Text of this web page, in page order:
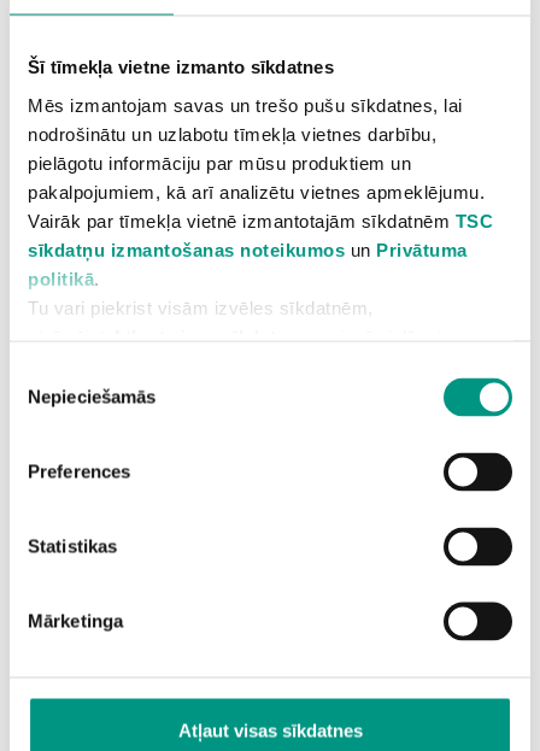
Šī tīmekļa vietne izmanto sīkdatnes
Mēs izmantojam savas un trešo pušu sīkdatnes, lai
nodrošinātu un uzlabotu tīmekļa vietnes darbību,
pielāgotu informāciju par mūsu produktiem un
pakalpojumiem, kā arī analizētu vietnes apmeklējumu.
Vairāk par tīmekļa vietnē izmantotajām sīkdatnēm TSC
sīkdatņu izmantošanas noteikumos un Privātuma
politikā
Tu vari piekrist visām izvēles sīkdatnēm,
atzīmējotAtļaut tikai nepieciešamās sīkdatnes
saglabāsies tīmekļa vietnē, lai nodrošinātu tās darbību.
Maini savu izvēli jebkurā laikā sadaļā
izvēle
Nepieciešamās
Preferences
Statistikas
Mārketinga
Atļaut visas sīkdatnes
vērtības aizsardzību. TSC nepārtraukti pilnveidojas un
vēlmēm.